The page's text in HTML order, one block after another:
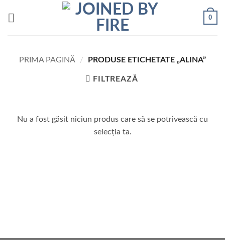
0
PRIMA PAGINĂ / PRODUSE ETICHETATE „ALINA”
FILTREAZĂ
Nu a fost găsit niciun produs care să se potrivească cu
selecția ta.